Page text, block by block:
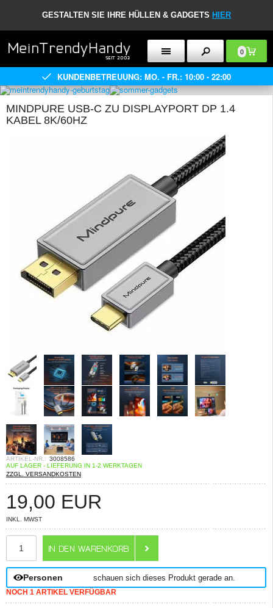
GESTALTEN SIE IHRE HÜLLEN & GADGETS HIER
0
KUNDENBETREUUNG: MO. - FR.: 10:00 - 22:00
MINDPURE USB-C ZU DISPLAYPORT DP 1.4
KABEL 8K/60HZ
ARTIKEL-NR.: 3008586
AUF LAGER - LIEFERUNG IN 1-2 WERKTAGEN
ZZGL. VERSANDKOSTEN
19,00 EUR
INKL. MWST
Personen schauen sich dieses Produkt gerade an.
NOCH 1 ARTIKEL VERFÜGBAR